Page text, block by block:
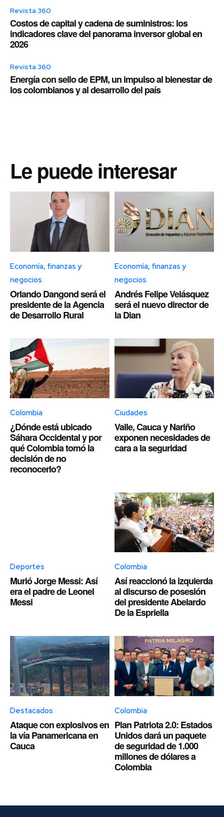
Revista 360
Costos de capital y cadena de suministros: los
indicadores clave del panorama inversor global en
2026
Revista 360
Energía con sello de EPM, un impulso al bienestar de
los colombianos y al desarrollo del país
Le puede interesar
Economía, finanzas y
negocios
Orlando Dangond será el
presidente de la Agencia
de Desarrollo Rural
Economía, finanzas y
negocios
Andrés Felipe Velásquez
será el nuevo director de
la Dian
Colombia
¿Dónde está ubicado
Sáhara Occidental y por
qué Colombia tomó la
decisión de no
reconocerlo?
Ciudades
Valle, Cauca y Nariño
exponen necesidades de
cara a la seguridad
Deportes
Murió Jorge Messi: Así
era el padre de Leonel
Messi
Colombia
Así reaccionó la izquierda
al discurso de posesión
del presidente Abelardo
De la Espriella
Destacados
Ataque con explosivos en
la vía Panamericana en
Cauca
Colombia
Plan Patriota 2.0: Estados
Unidos dará un paquete
de seguridad de 1.000
millones de dólares a
Colombia